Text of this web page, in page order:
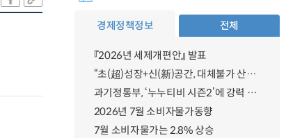
경제정책정보 전체
『2026년 세제개편안』 발표
“초(超)성장+신(新)공간, 대체불가 산업강국”
과기정통부, ‘누누티비 시즌2’에 강력 대응 의지 밝혀
2026년 7월 소비자물가동향
7월 소비자물가는 2.8% 상승